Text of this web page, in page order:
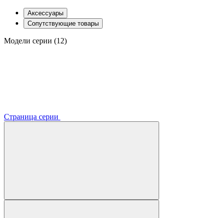
Аксессуары
Сопутствующие товары
Модели серии (12)
Страница серии